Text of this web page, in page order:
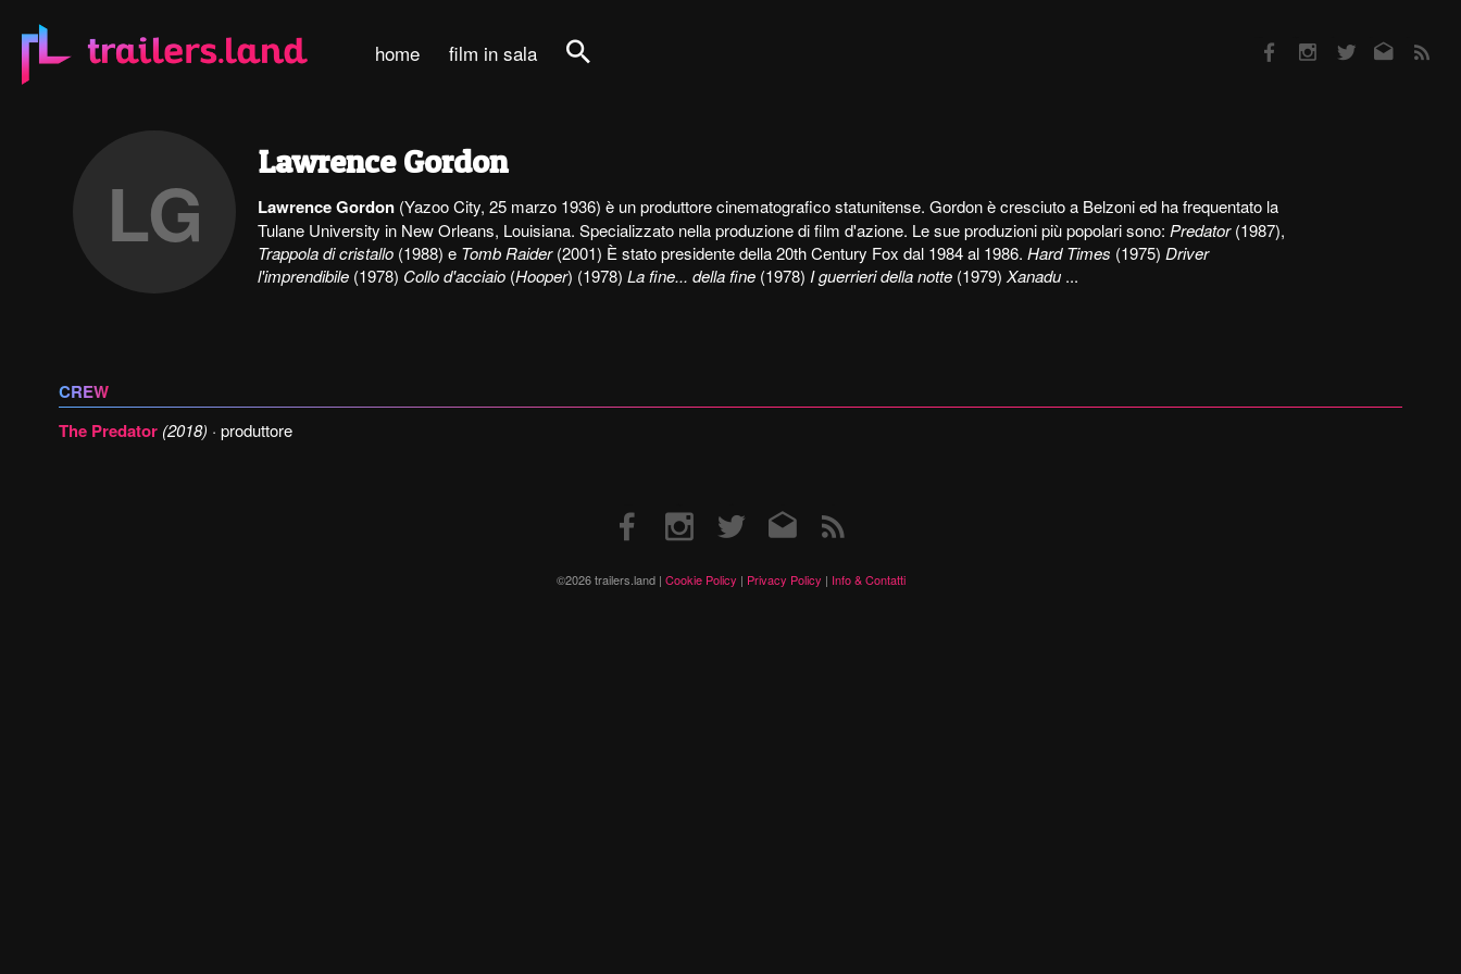
home film in sala
LG
Lawrence Gordon
Lawrence Gordon (Yazoo City, 25 marzo 1936) è un produttore cinematografico statunitense. Gordon è cresciuto a Belzoni ed ha frequentato la
Tulane University in New Orleans, Louisiana. Specializzato nella produzione di film d'azione. Le sue produzioni più popolari sono: Predator(1987),
Trappola di cristallo (1988) e Tomb Raider(2001) È stato presidente della 20th Century Fox dal 1984 al 1986.Hard Times (1975)Driver
l'imprendibile (1978) Collo d'acciaio (Hooper) (1978)La fine... della fine (1978) I guerrieri della notte (1979)Xanadu ...
CREW
The Predator (2018) · produttore
©2026 trailers.land | Cookie Policy | Privacy Policy | Info & Contatti